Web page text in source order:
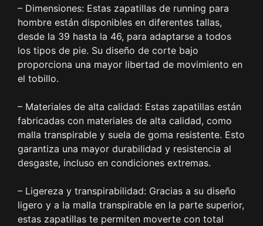
– Dimensiones: Estas zapatillas de running para
hombre están disponibles en diferentes tallas,
desde la 39 hasta la 46, para adaptarse a todos
los tipos de pie. Su diseño de corte bajo
proporciona una mayor libertad de movimiento en
el tobillo.
– Materiales de alta calidad: Estas zapatillas están
fabricadas con materiales de alta calidad, como
malla transpirable y suela de goma resistente. Esto
garantiza una mayor durabilidad y resistencia al
desgaste, incluso en condiciones extremas.
– Ligereza y transpirabilidad: Gracias a su diseño
ligero y a la malla transpirable en la parte superior,
estas zapatillas te permiten moverte con total